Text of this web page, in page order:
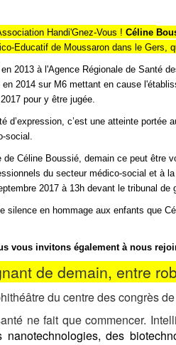
Handi'Gnez-Vous ! Céline
Educatif de Moussaron dans le
2013 à l'Agence Régionale de Santé
en 2014 sur M6 mettant en cause
pour y être jugée.
c’est une atteinte
social.
de Céline Boussié, demain ce peut être
du secteur médico-social et à
2017 à 13h devant le tribunal de
silence en hommage aux enfants que
vous invitons également à nous
de demain, entre
du centre des congrès
ne fait que commencer.
nanotechnologies, des